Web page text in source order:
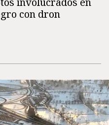
con dron